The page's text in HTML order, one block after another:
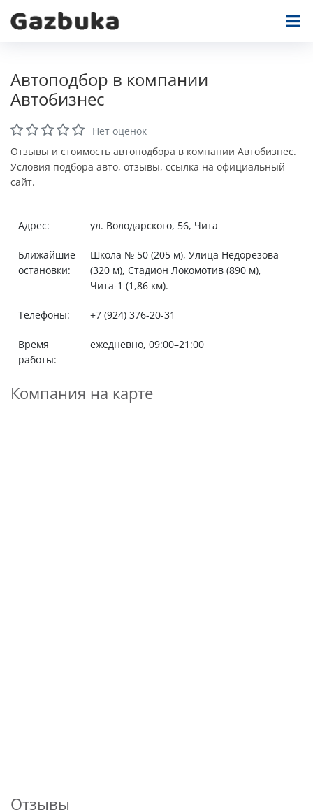
Автоподбор в компании
Автобизнес
Нет оценок
Отзывы и стоимость автоподбора в компании Автобизнес.
Условия подбора авто, отзывы, ссылка на официальный
сайт.
Адрес: ул. Володарского, 56, Чита
Ближайшие
остановки:
Школа № 50 (205 м), Улица Недорезова
(320 м), Стадион Локомотив (890 м),
Чита-1 (1,86 км).
Телефоны: +7 (924) 376-20-31
Время
работы:
ежедневно, 09:00–21:00
Компания на карте
Отзывы